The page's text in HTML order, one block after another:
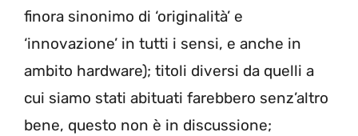
finora sinonimo di ‘originalità’ e
‘innovazione’ in tutti i sensi, e anche in
ambito hardware); titoli diversi da quelli a
cui siamo stati abituati farebbero senz’altro
bene, questo non è in discussione;